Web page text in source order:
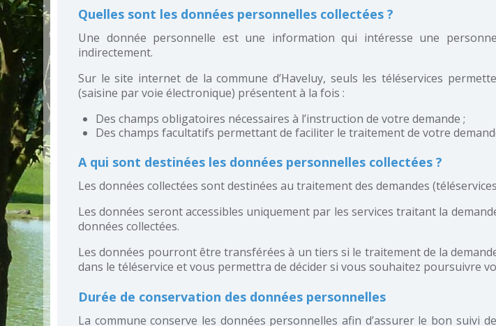
Quelles sont les données personnelles collectées ?
Une donnée personnelle est une information qui intéresse une
indirectement.
Sur le site internet de la commune d’Haveluy, seuls les téléservices
(saisine par voie électronique) présentent à la fois :
Des champs obligatoires nécessaires à l’instruction de votre demande ;
Des champs facultatifs permettant de faciliter le traitement de votre
A qui sont destinées les données personnelles collectées ?
Les données collectées sont destinées au traitement des demandes
Les données seront accessibles uniquement par les services traitant la
données collectées.
Les données pourront être transférées à un tiers si le traitement de la
dans le téléservice et vous permettra de décider si vous souhaitez poursuivre
Durée de conservation des données personnelles
La commune conserve les données personnelles afin d’assurer le bon suivi